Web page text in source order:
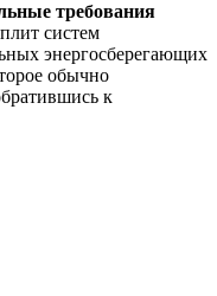
требования
систем
энергосберегающих
обычно
к